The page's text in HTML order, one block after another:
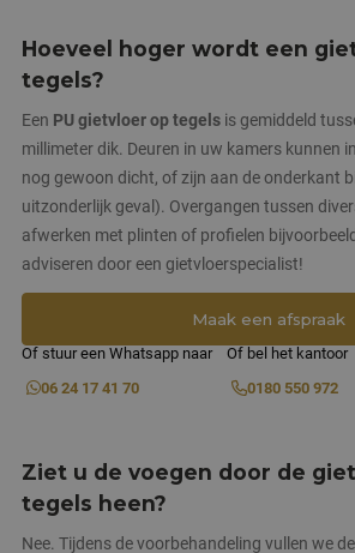
Hoeveel hoger wordt een
tegels?
Een PU gietvloer op tegels is gemiddeld
millimeter dik. Deuren in uw kamers kunnen
nog gewoon dicht, of zijn aan de onderkant
uitzonderlijk geval). Overgangen tussen
afwerken met plinten of profielen
adviseren door een gietvloerspecialist!
Maak een afspraak
Of stuur een Whatsapp naar
06 24 17 41 70
Of bel het kantoor
0180 550 972
Ziet u de voegen door de
tegels heen?
Nee. Tijdens de voorbehandeling vullen we